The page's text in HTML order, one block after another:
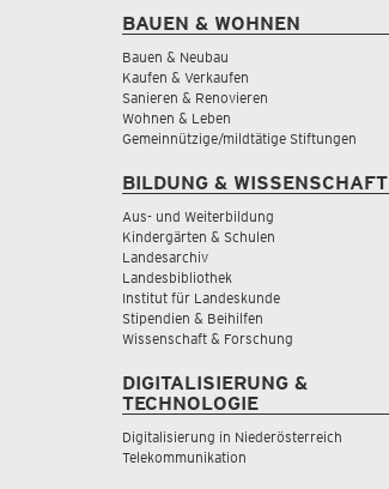
BAUEN & WOHNEN
Bauen & Neubau
Kaufen & Verkaufen
Sanieren & Renovieren
Wohnen & Leben
Gemeinnützige/mildtätige Stiftungen
BILDUNG & WISSENSCHAFT
Aus- und Weiterbildung
Kindergärten & Schulen
Landesarchiv
Landesbibliothek
Institut für Landeskunde
Stipendien & Beihilfen
Wissenschaft & Forschung
DIGITALISIERUNG &
TECHNOLOGIE
Digitalisierung in Niederösterreich
Telekommunikation